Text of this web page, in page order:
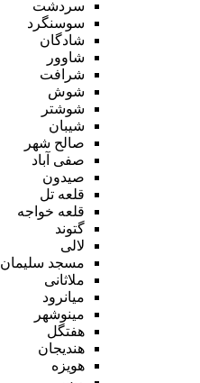
سردشت
سوسنگرد
شادگان
شاوور
شرافت
شوش
شوشتر
شیبان
صالح شهر
صفی آباد
صیدون
قلعه تل
قلعه خواجه
گتوند
لالی
مسجد سلیمان
ملاثانی
میانرود
مینوشهر
هفتگل
هندیجان
هویزه